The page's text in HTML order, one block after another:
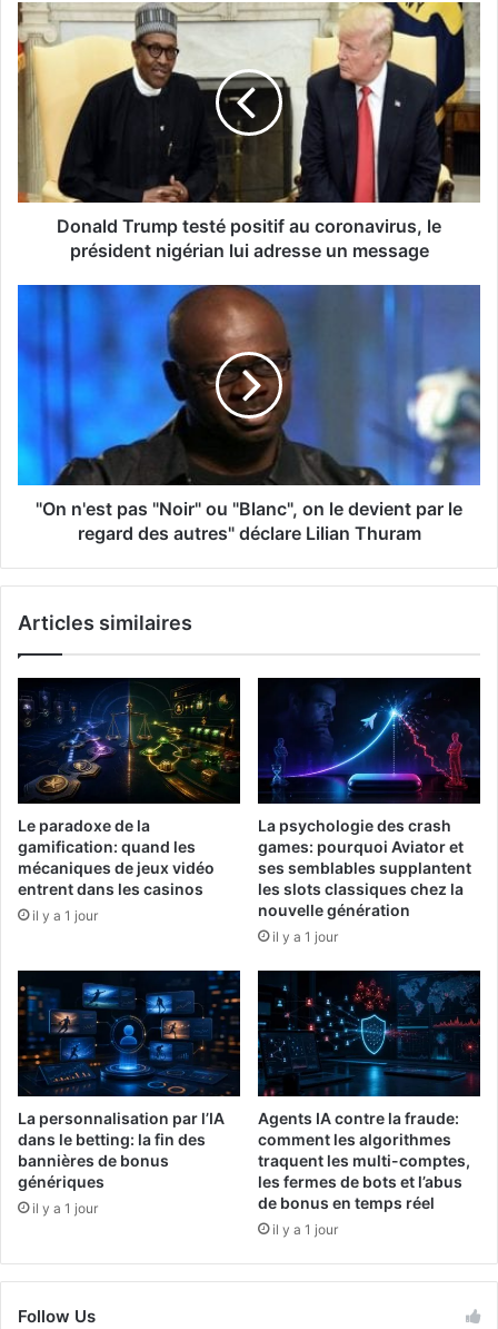
Donald Trump testé positif au coronavirus, le
président nigérian lui adresse un message
"On n'est pas "Noir" ou "Blanc", on le devient par le
regard des autres" déclare Lilian Thuram
Articles similaires
Le paradoxe de la
gamification: quand les
mécaniques de jeux vidéo
entrent dans les casinos
il y a 1 jour
La psychologie des crash
games: pourquoi Aviator et
ses semblables supplantent
les slots classiques chez la
nouvelle génération
il y a 1 jour
La personnalisation par l’IA
dans le betting: la fin des
bannières de bonus
génériques
il y a 1 jour
Agents IA contre la fraude:
comment les algorithmes
traquent les multi-comptes,
les fermes de bots et l’abus
de bonus en temps réel
il y a 1 jour
Follow Us